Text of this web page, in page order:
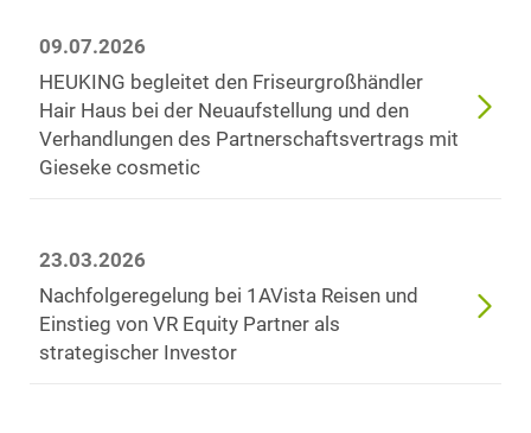
09.07.2026
HEUKING begleitet den Friseurgroßhändler
Hair Haus bei der Neuaufstellung und den
Verhandlungen des Partnerschaftsvertrags mit
Gieseke cosmetic
23.03.2026
Nachfolgeregelung bei 1AVista Reisen und
Einstieg von VR Equity Partner als
strategischer Investor